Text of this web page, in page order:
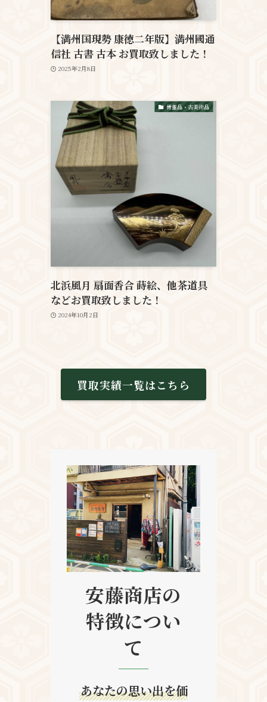
【満州国現勢 康徳二年版】満州國通
信社 古書 古本 お買取致しました！
2025年2月8日
骨董品・古美術品
北浜風月 扇面香合 蒔絵、他茶道具
などお買取致しました！
2024年10月2日
買取実績一覧はこちら
安藤商店の
特徴につい
て
あなたの思い出を価